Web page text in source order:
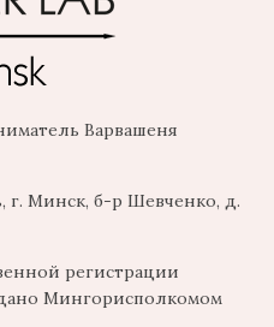
Варвашеня
г. Минск, б-р Шевченко, д.
регистрации
Мингорисполкомом